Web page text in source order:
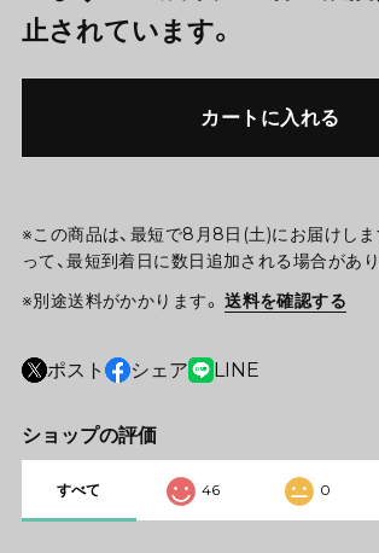
止されています。
カートに入れる
※この商品は、最短で8月8日(土)にお届けしま
って、最短到着日に数日追加される場合があり
※別途送料がかかります。 送料を確認する
ポスト シェア LINE
ショップの評価
すべて 46 0